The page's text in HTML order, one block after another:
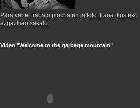
Para ver el trabajo pincha en la foto. Lana ikusteko
azgazkian sakatu
Vídeo "Welcome to the garbage mountain"